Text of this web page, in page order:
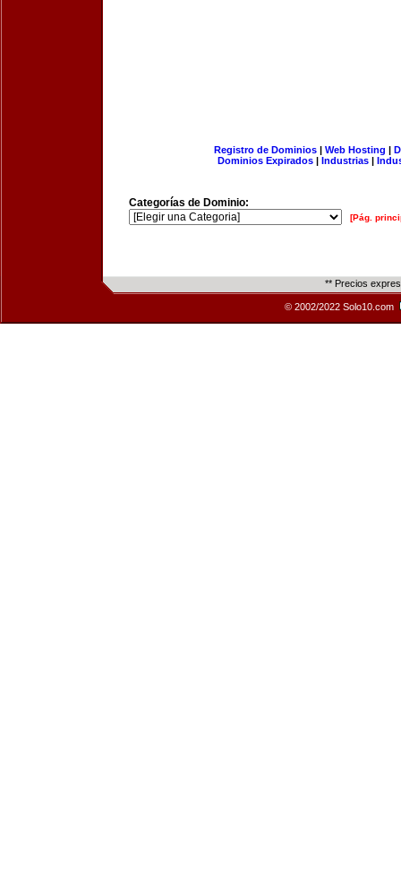
Registro de Dominios| Web Hosting |
Dominios Expirados | Industrias |
Categorías de Dominio:
[Pág.
** Precios
© 2002/2022 Solo10.com